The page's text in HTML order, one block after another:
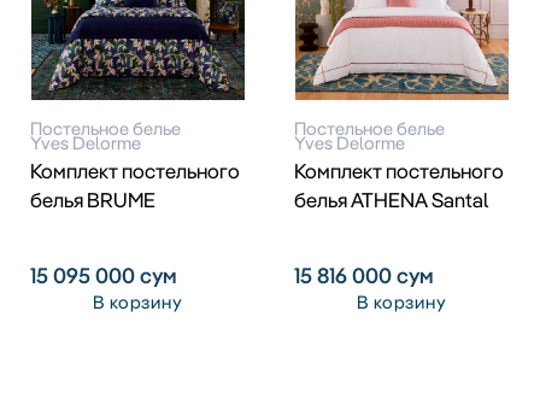
Постельное белье
Yves Delorme
Комплект постельного
белья BRUME
15 095 000сум
В корзину
Постельное белье
Yves Delorme
Комплект постельного
белья ATHENA Santal
15 816 000сум
В корзину